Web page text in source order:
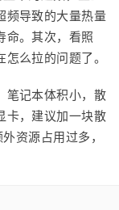
频导致的大量热量
命。其次，看照
么拉的问题了。
笔记本体积小，散
卡，建议加一块散
资源占用过多，